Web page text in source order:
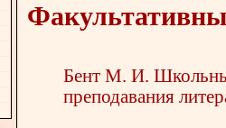
Бент М. И.
преподавания